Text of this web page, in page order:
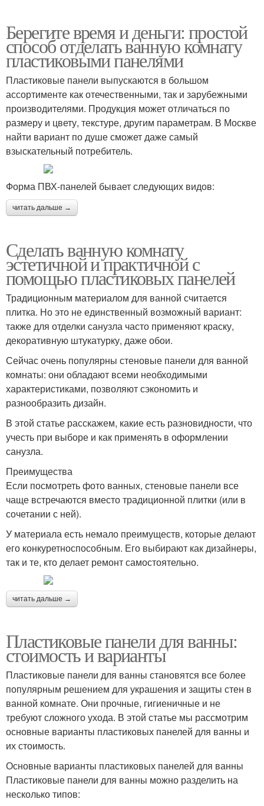
Берегите время и деньги: простой
способ отделать ванную комнату
пластиковыми панелями
Пластиковые панели выпускаются в большом
ассортименте как отечественными, так и зарубежными
производителями. Продукция может отличаться по
размеру и цвету, текстуре, другим параметрам. В Москве
найти вариант по душе сможет даже самый
взыскательный потребитель.
Форма ПВХ-панелей бывает следующих видов:
читать дальше →
Сделать ванную комнату
эстетичной и практичной с
помощью пластиковых панелей
Традиционным материалом для ванной считается
плитка. Но это не единственный возможный вариант:
также для отделки санузла часто применяют краску,
декоративную штукатурку, даже обои.
Сейчас очень популярны стеновые панели для ванной
комнаты: они обладают всеми необходимыми
характеристиками, позволяют сэкономить и
разнообразить дизайн.
В этой статье расскажем, какие есть разновидности, что
учесть при выборе и как применять в оформлении
санузла.
Преимущества
Если посмотреть фото ванных, стеновые панели все
чаще встречаются вместо традиционной плитки (или в
сочетании с ней).
У материала есть немало преимуществ, которые делают
его конкуретноспособным. Его выбирают как дизайнеры,
так и те, кто делает ремонт самостоятельно.
читать дальше →
Пластиковые панели для ванны:
стоимость и варианты
Пластиковые панели для ванны становятся все более
популярным решением для украшения и защиты стен в
ванной комнате. Они прочные, гигиеничные и не
требуют сложного ухода. В этой статье мы рассмотрим
основные варианты пластиковых панелей для ванны и
их стоимость.
Основные варианты пластиковых панелей для ванны
Пластиковые панели для ванны можно разделить на
несколько типов: